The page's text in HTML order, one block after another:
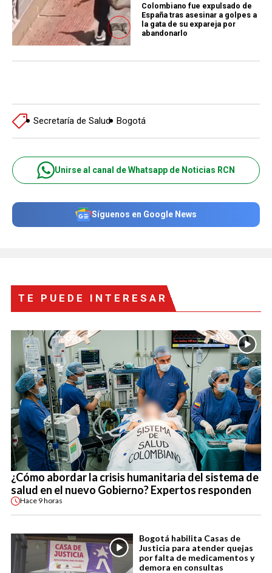
Colombiano fue expulsado de
España tras asesinar a golpes a
la gata de su expareja por
abandonarlo
Secretaría de Salud Bogotá
Unirse al canal de Whatsapp de Noticias RCN
Síguenos en Google News
TE PUEDE INTERESAR
¿Cómo abordar la crisis humanitaria del sistema de
salud en el nuevo Gobierno? Expertos responden
Hace 9 horas
Bogotá habilita Casas de
Justicia para atender quejas
por falta de medicamentos y
demora en consultas